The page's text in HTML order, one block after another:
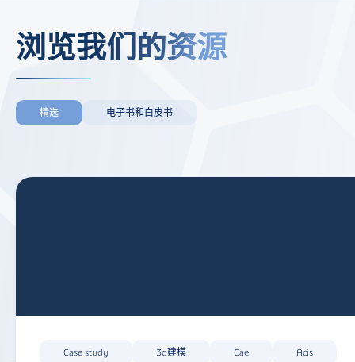
浏览我们的资源
精选 电子书和白皮书
Case study 3d建模 Cae Acis